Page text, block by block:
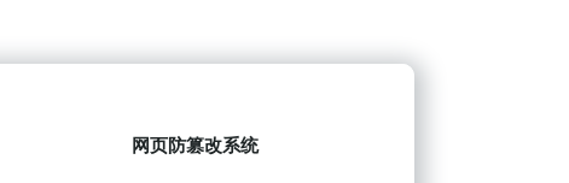
网页防篡改系统